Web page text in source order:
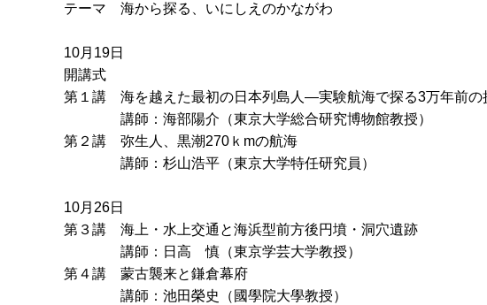
テーマ 海から探る、いにしえのかながわ
10月19日
開講式
第１講 海を越えた最初の日本列島人―実験航海で探る3万年前の
講師：海部陽介（東京大学総合研究博物館教授）
第２講 弥生人、黒潮270ｋmの航海
講師：杉山浩平（東京大学特任研究員）
10月26日
第３講 海上・水上交通と海浜型前方後円墳・洞穴遺跡
講師：日高 慎（東京学芸大学教授）
第４講 蒙古襲来と鎌倉幕府
講師：池田榮史（國學院大學教授）